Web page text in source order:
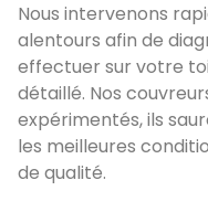
Nous intervenons
alentours afin de
effectuer sur votre
détaillé. Nos
expérimentés, ils
les meilleures
de qualité.